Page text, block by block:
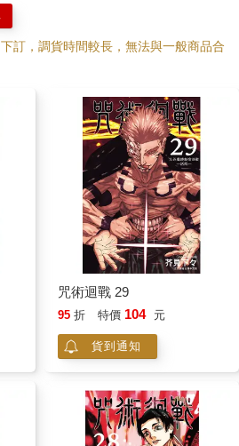
訂，調貨時間較長，無法與一般商品合
咒術迴戰 29
95 折 特價 104 元
貨到通知